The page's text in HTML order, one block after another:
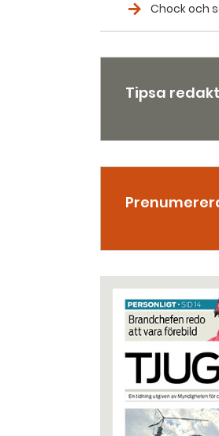
Chock och
Tipsa